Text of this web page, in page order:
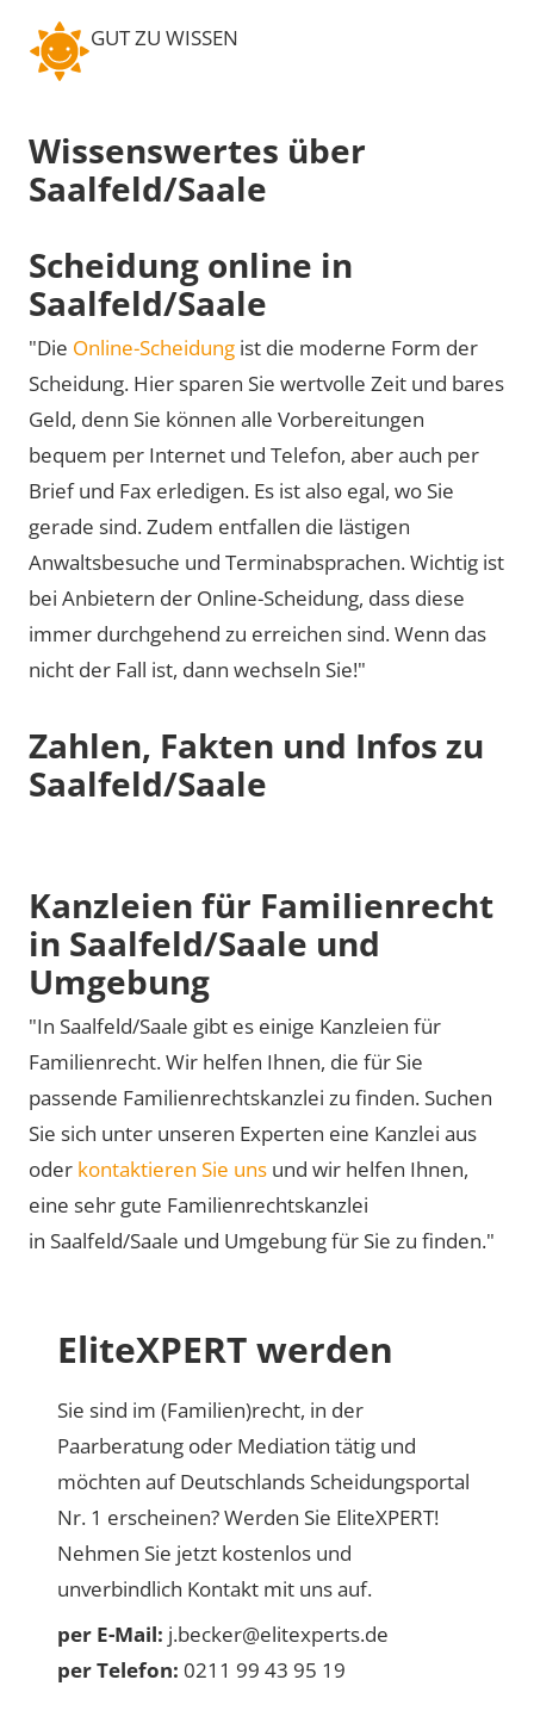
GUT ZU WISSEN
Wissenswertes über
Saalfeld/Saale
Scheidung online in
Saalfeld/Saale
"Die Online-Scheidung ist die moderne Form der
Scheidung. Hier sparen Sie wertvolle Zeit und bares
Geld, denn Sie können alle Vorbereitungen
bequem per Internet und Telefon, aber auch per
Brief und Fax erledigen. Es ist also egal, wo Sie
gerade sind. Zudem entfallen die lästigen
Anwaltsbesuche und Terminabsprachen. Wichtig ist
bei Anbietern der Online-Scheidung, dass diese
immer durchgehend zu erreichen sind. Wenn das
nicht der Fall ist, dann wechseln Sie!"
Zahlen, Fakten und Infos zu
Saalfeld/Saale
Kanzleien für Familienrecht
in Saalfeld/Saale und
Umgebung
"In Saalfeld/Saale gibt es einige Kanzleien für
Familienrecht. Wir helfen Ihnen, die für Sie
passende Familienrechtskanzlei zu finden. Suchen
Sie sich unter unseren Experten eine Kanzlei aus
oder kontaktieren Sie uns und wir helfen Ihnen,
eine sehr gute Familienrechtskanzlei
in Saalfeld/Saale und Umgebung für Sie zu finden."
EliteXPERT werden
Sie sind im (Familien)recht, in der
Paarberatung oder Mediation tätig und
möchten auf Deutschlands Scheidungsportal
Nr. 1 erscheinen? Werden Sie EliteXPERT!
Nehmen Sie jetzt kostenlos und
unverbindlich Kontakt mit uns auf.
per E-Mail: j.becker@elitexperts.de
per Telefon: 0211 99 43 95 19